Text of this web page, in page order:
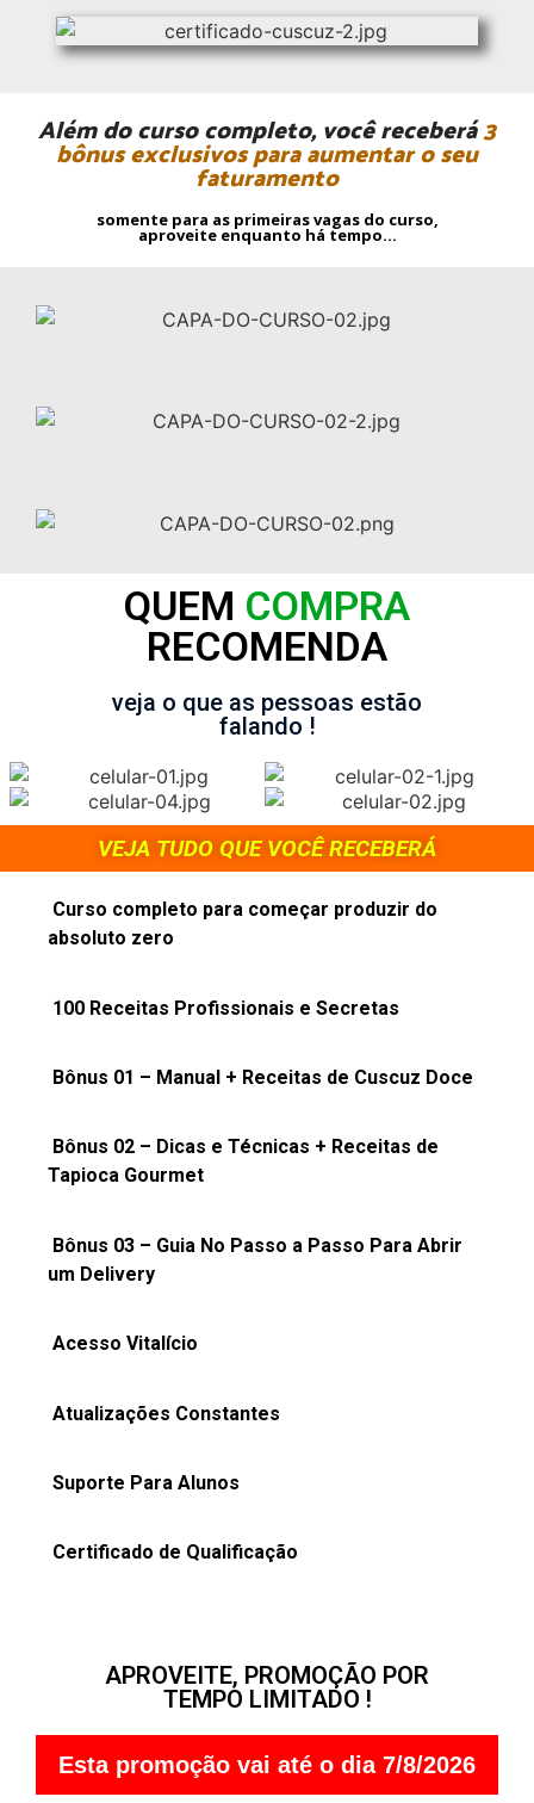
Além do curso completo, você receberá3
bônus exclusivos para aumentar o seu
faturamento
somente para as primeiras vagas do curso,
aproveite enquanto há tempo...
QUEM COMPRA
RECOMENDA
veja o que as pessoas estão
falando !
VEJA TUDO QUE VOCÊ RECEBERÁ
Curso completo para começar produzir do
absoluto zero
100 Receitas Profissionais e Secretas
Bônus 01 – Manual + Receitas de Cuscuz Doce
Bônus 02 – Dicas e Técnicas + Receitas de
Tapioca Gourmet
Bônus 03 – Guia No Passo a Passo Para Abrir
um Delivery
Acesso Vitalício
Atualizações Constantes
Suporte Para Alunos
Certificado de Qualificação
APROVEITE, PROMOÇÃO POR
TEMPO LIMITADO !
Esta promoção vai até o dia 7/8/2026